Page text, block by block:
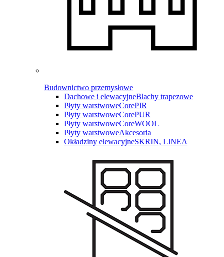
Budownictwo przemysłowe
Dachowe i elewacyjneBlachy trapezowe
Płyty warstwoweCorePIR
Płyty warstwoweCorePUR
Płyty warstwoweCoreWOOL
Płyty warstwoweAkcesoria
Okładziny elewacyjneSKRIN, LINEA